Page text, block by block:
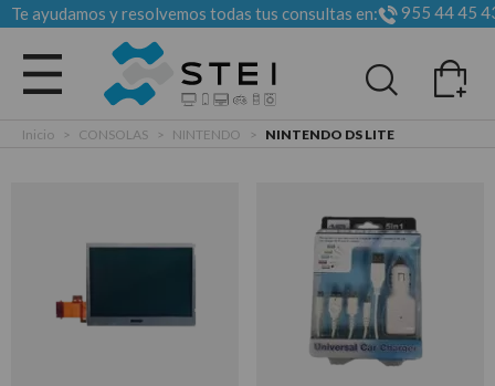
Te ayudamos y resolvemos todas tus consultas en: 955 44 45
Todas las categorias
Inicio > CONSOLAS > NINTENDO > NINTENDO DS LITE